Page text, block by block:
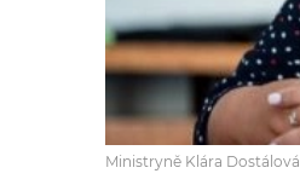
Ministryně Klára Dostálová